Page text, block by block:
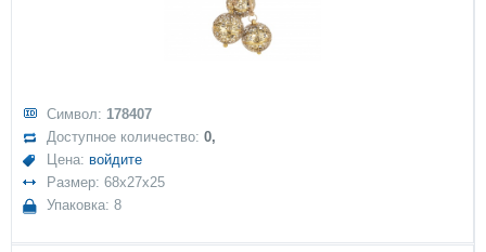
Символ: 178407
Доступное количество:0,
Цена: войдите
Размер: 68x27x25
Упаковка: 8